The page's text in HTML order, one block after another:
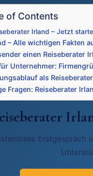
of Contents
Irland – Jetzt
– Alle wichtigen Fakten
einen Reiseberater
Unternehmer:
als
Fragen: Reiseberater
Erstgespräch